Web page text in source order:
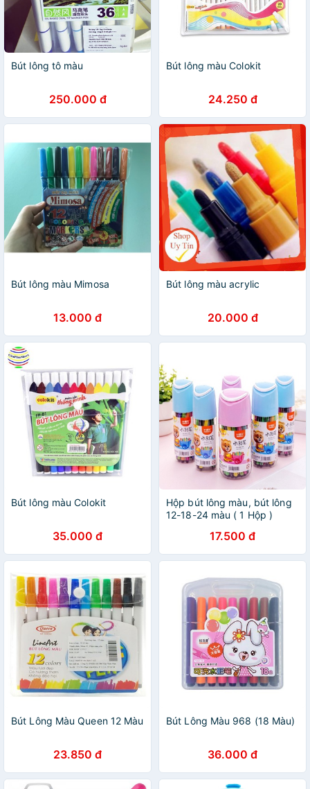
Bút lông tô màu
250.000 đ
Bút lông màu Colokit
24.250 đ
Bút lông màu Mimosa
13.000 đ
Bút lông màu acrylic
20.000 đ
Bút lông màu Colokit
35.000 đ
Hộp bút lông màu, bút lông
12-18-24 màu ( 1 Hộp )
17.500 đ
Bút Lông Màu Queen 12 Màu
23.850 đ
Bút Lông Màu 968 (18 Màu)
36.000 đ